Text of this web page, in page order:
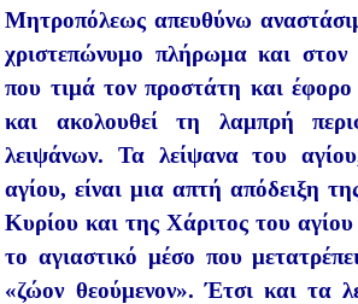
Μητροπόλεως απευθύνω
χριστεπώνυμο πλήρωμα και στον
που τιμά τον προστάτη και έφορο
και ακολουθεί τη λαμπρή
λειψάνων. Τα λείψανα του
αγίου, είναι μια απτή απόδειξη
Κυρίου και της Χάριτος του
το αγιαστικό μέσο που
«ζώον θεούμενον». Έτσι και τα